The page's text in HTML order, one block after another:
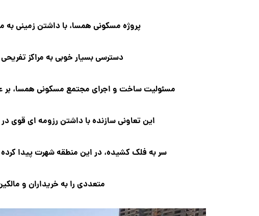
پروژه مسکونی همسا، با داشتن زمینی به
دسترسی بسیار خوبی به مراکز
مسئولیت ساخت و اجرای مجتمع مسکونی همسا، بر
این تعاونی سازنده با داشتن رزومه ای
سر به فلک کشیده، در این منطقه شهرت پیدا
متعددی را به خریداران و